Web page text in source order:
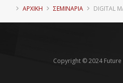
ΑΡΧΙΚΗ ΣΕΜΙΝΑΡΙΑ DIGITAL
Copyright © 2024 Future